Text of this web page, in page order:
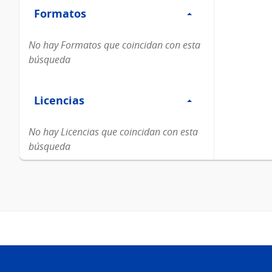
Formatos
Formatos
No hay Formatos que coincidan con esta
búsqueda
Licencias
Licencias
No hay Licencias que coincidan con esta
búsqueda